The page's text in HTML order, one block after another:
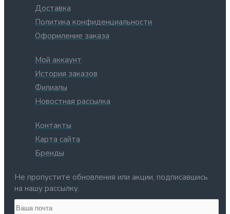
Доставка
Политика конфиденциальности
Оформление заказа
Мой аккаунт
История заказов
Филиалы
Новостная рассылка
Контакты
Карта сайта
Бренды
Не пропустите обновления или акции, подписавшись
на нашу рассылку.